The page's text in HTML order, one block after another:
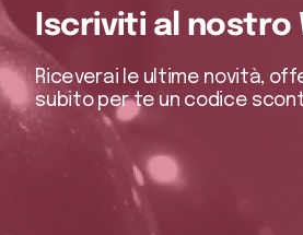
Iscriviti al nostro
Riceverai le ultime novità,
subito per te un codice